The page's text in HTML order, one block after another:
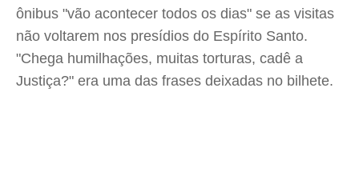
ônibus "vão acontecer todos os dias" se as visitas
não voltarem nos presídios do Espírito Santo.
"Chega humilhações, muitas torturas, cadê a
Justiça?" era uma das frases deixadas no bilhete.